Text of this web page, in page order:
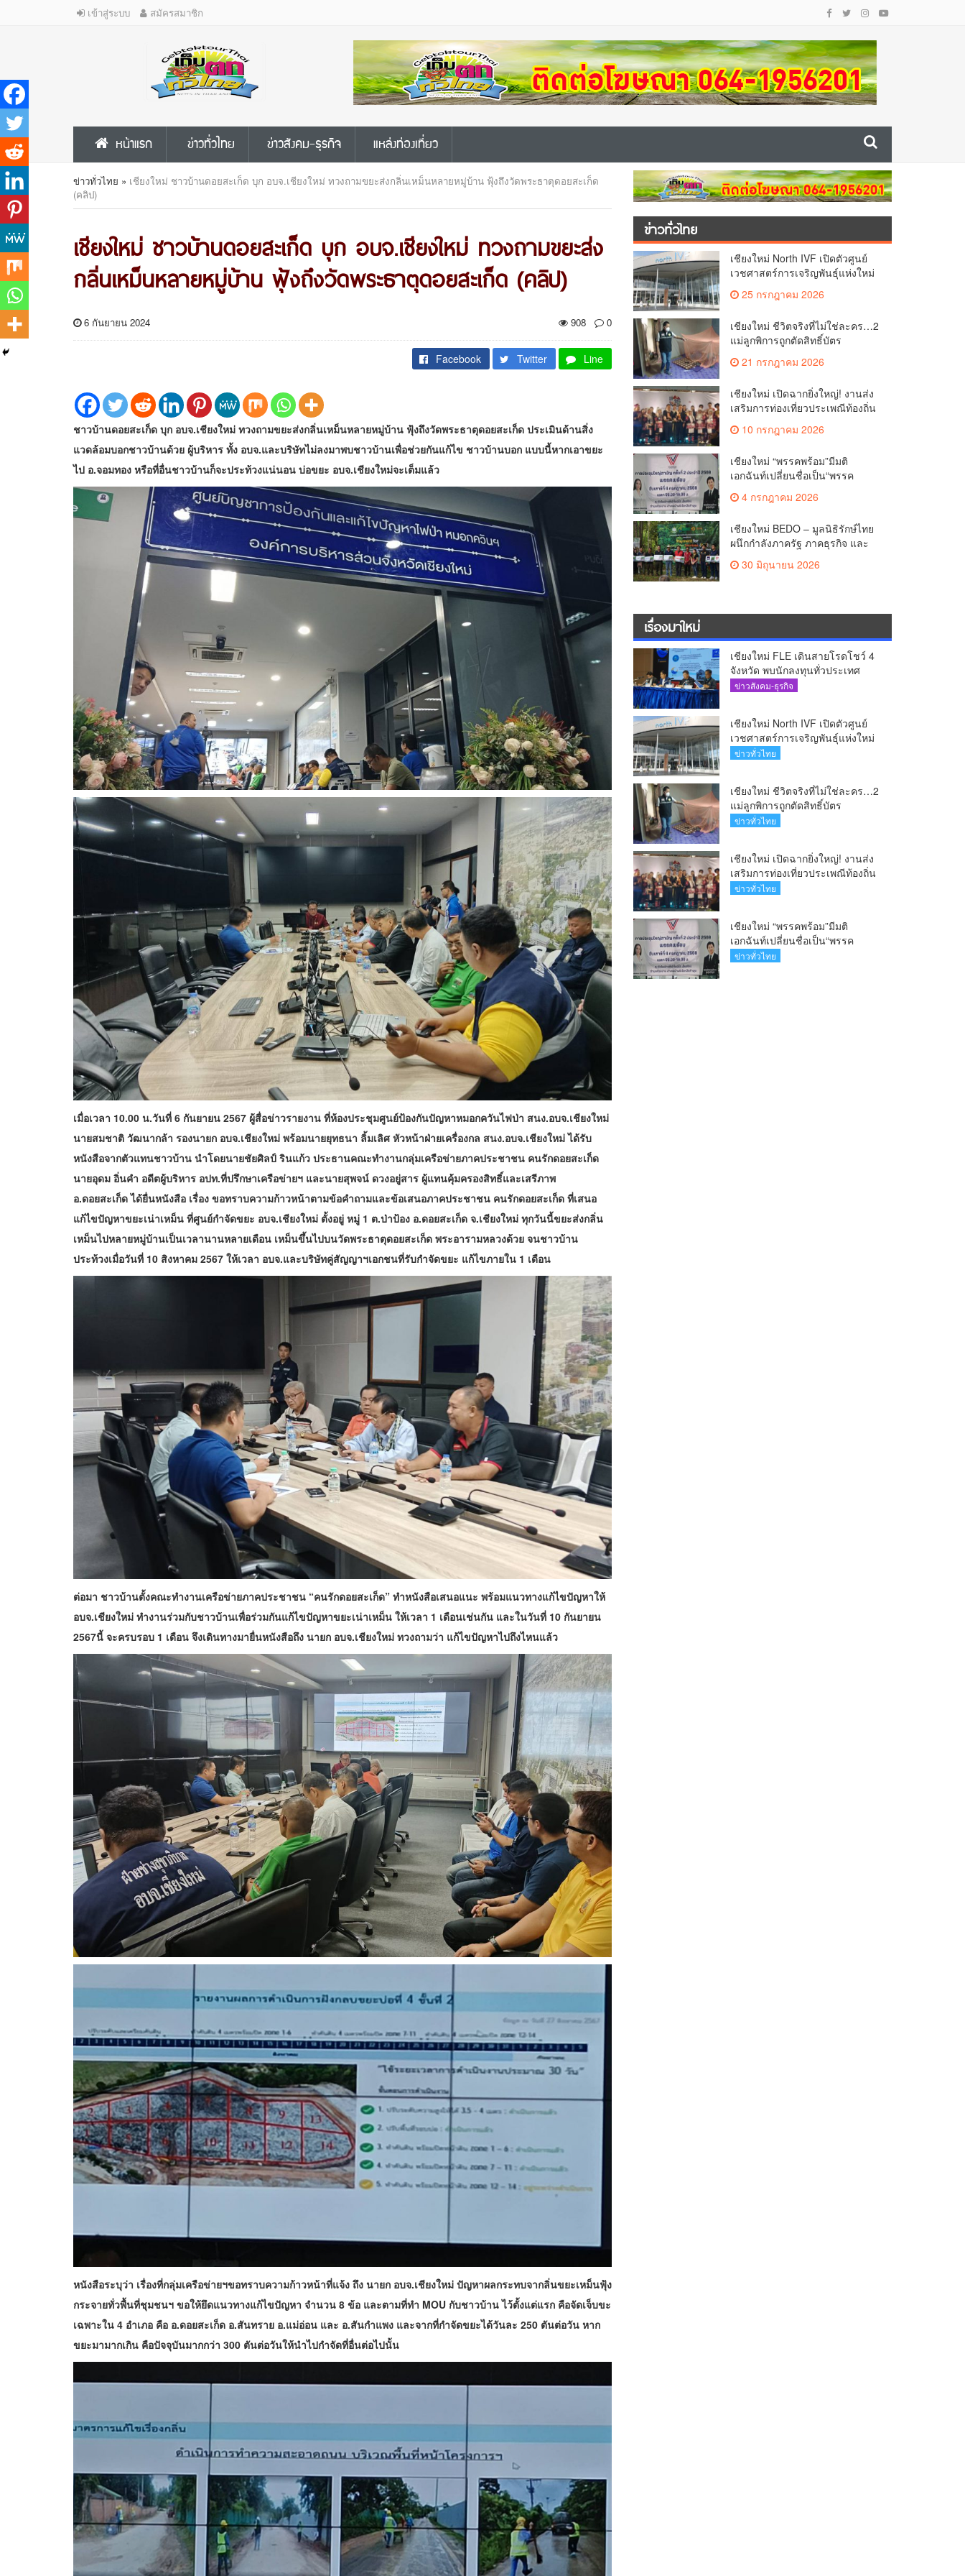
เข้าสู่ระบบ สมัครสมาชิก
หน้าแรก ข่าวทั่วไทย ข่าวสังคม-ธุรกิจ แหล่งท่องเที่ยว
ข่าวทั่วไทย » เชียงใหม่ ชาวบ้านดอยสะเก็ด บุก อบจ.เชียงใหม่ ทวงถามขยะส่งกลิ่นเหม็นหลายหมู่บ้าน ฟุ้งถึงวัดพระธาตุดอยสะเก็ด
(คลิป)
เชียงใหม่ ชาวบ้านดอยสะเก็ด บุก อบจ.เชียงใหม่ ทวงถามขยะส่ง
กลิ่นเหม็นหลายหมู่บ้าน ฟุ้งถึงวัดพระธาตุดอยสะเก็ด (คลิป)
6 กันยายน 2024 908 0
Facebook Twitter Line
ชาวบ้านดอยสะเก็ด บุก อบจ.เชียงใหม่ ทวงถามขยะส่งกลิ่นเหม็นหลายหมู่บ้าน ฟุ้งถึงวัดพระธาตุดอยสะเก็ด ประเมินด้านสิ่ง
แวดล้อมบอกชาวบ้านด้วย ผู้บริหาร ทั้ง อบจ.และบริษัทไม่ลงมาพบชาวบ้านเพื่อช่วยกันแก้ไข ชาวบ้านบอก แบบนี้หากเอาขยะ
ไป อ.จอมทอง หรือที่อื่นชาวบ้านก็จะประท้วงแน่นอน บ่อขยะ อบจ.เชียงใหม่จะเต็มแล้ว
เมื่อเวลา 10.00 น.วันที่ 6 กันยายน 2567 ผู้สื่อข่าวรายงาน ที่ห้องประชุมศูนย์ป้องกันปัญหาหมอกควันไฟป่า สนง.อบจ.เชียงใหม่
นายสมชาติ วัฒนากล้า รองนายก อบจ.เชียงใหม่ พร้อมนายยุทธนา ลิ้มเลิศ หัวหน้าฝ่ายเครื่องกล สนง.อบจ.เชียงใหม่ ได้รับ
หนังสือจากตัวแทนชาวบ้าน นำโดยนายชัยศิลป์ รินแก้ว ประธานคณะทำงานกลุ่มเครือข่ายภาคประชาชน คนรักดอยสะเก็ด
นายอุดม อิ่นคำ อดีตผู้บริหาร อปท.ที่ปรึกษาเครือข่ายฯ และนายสุพจน์ ดวงอยู่สาร ผู้แทนคุ้มครองสิทธิ์และเสรีภาพ
อ.ดอยสะเก็ด ได้ยื่นหนังสือ เรื่อง ขอทราบความก้าวหน้าตามข้อคำถามและข้อเสนอภาคประชาชน คนรักดอยสะเก็ด ที่เสนอ
แก้ไขปัญหาขยะเน่าเหม็น ที่ศูนย์กำจัดขยะ อบจ.เชียงใหม่ ตั้งอยู่ หมู่ 1 ต.ป่าป้อง อ.ดอยสะเก็ด จ.เชียงใหม่ ทุกวันนี้ขยะส่งกลิ่น
เหม็นไปหลายหมู่บ้านเป็นเวลานานหลายเดือน เหม็นขึ้นไปบนวัดพระธาตุดอยสะเก็ด พระอารามหลวงด้วย จนชาวบ้าน
ประท้วงเมื่อวันที่ 10 สิงหาคม 2567 ให้เวลา อบจ.และบริษัทคู่สัญญาฯเอกชนที่รับกำจัดขยะ แก้ไขภายใน 1 เดือน
ต่อมา ชาวบ้านตั้งคณะทำงานเครือข่ายภาคประชาชน “คนรักดอยสะเก็ด” ทำหนังสือเสนอแนะ พร้อมแนวทางแก้ไขปัญหาให้
อบจ.เชียงใหม่ ทำงานร่วมกับชาวบ้านเพื่อร่วมกันแก้ไขปัญหาขยะเน่าเหม็น ให้เวลา 1 เดือนเช่นกัน และในวันที่ 10 กันยายน
2567นี้ จะครบรอบ 1 เดือน จึงเดินทางมายื่นหนังสือถึง นายก อบจ.เชียงใหม่ ทวงถามว่า แก้ไขปัญหาไปถึงไหนแล้ว
หนังสือระบุว่า เรื่องที่กลุ่มเครือข่ายฯขอทราบความก้าวหน้าที่แจ้ง ถึง นายก อบจ.เชียงใหม่ ปัญหาผลกระทบจากลิ่นขยะเหม็นฟุ้ง
กระจายทั่วพื้นที่ชุมชนฯ ขอให้ยึดแนวทางแก้ไขปัญหา จำนวน 8 ข้อ และตามที่ทำ MOU กับชาวบ้าน ไว้ตั้งแต่แรก คือจัดเจ็บขะ
เฉพาะใน 4 อำเภอ คือ อ.ดอยสะเก็ด อ.สันทราย อ.แม่อ่อน และ อ.สันกำแพง และจากที่กำจัดขยะได้วันละ 250 ตันต่อวัน หาก
ขยะมามากเกิน คือปัจจุบันมากกว่า 300 ตันต่อวันให้นำไปกำจัดที่อื่นต่อไปนั้น
ข่าวทั่วไทย
เชียงใหม่ North IVF เปิดตัวศูนย์
เวชศาสตร์การเจริญพันธุ์แห่งใหม่
ยกระดับเชียงใหม่สู่ ศูนย์กลางการ
รักษาผู้มีบุตรยากของภูมิภาค(คลิป)
25 กรกฎาคม 2026
เชียงใหม่ ชีวิตจริงที่ไม่ใช่ละคร…2
แม่ลูกพิการถูกตัดสิทธิ์บัตร
สวัสดิการฯ วอนรัฐทบทวนเกณฑ์
ช่วยคนจน(คลิป)
21 กรกฎาคม 2026
เชียงใหม่ เปิดฉากยิ่งใหญ่! งานส่ง
เสริมการท่องเที่ยวประเพณีท้องถิ่น
วิถีชาติพันธุ์ล้านนา(คลิป)
10 กรกฎาคม 2026
เชียงใหม่ “พรรคพร้อม”มีมติ
เอกฉันท์เปลี่ยนชื่อเป็น“พรรค
ศรัทธา”ดึง“มาร์ค พิตบูล”นำทัพ
กรรมการบริหารชุดใหม่(คลิป)
4 กรกฎาคม 2026
เชียงใหม่ BEDO – มูลนิธิรักษ์ไทย
ผนึกกำลังภาครัฐ ภาคธุรกิจ และ
ชุมชน เปิดเวที “Nature Positive”
เสริมพลังชุมชนผู้พิทักษ์ป่าต้นน้ำ
30 มิถุนายน 2026
เรื่องมาใหม่
เชียงใหม่ FLE เดินสายโรดโชว์ 4
จังหวัด พบนักลงทุนทั่วประเทศ
ตอกย้ำศักยภาพผู้นำธุรกิจระบบน้ำ
ข่าวสังคม-ธุรกิจ
เชียงใหม่ North IVF เปิดตัวศูนย์
เวชศาสตร์การเจริญพันธุ์แห่งใหม่
ยกระดับเชียงใหม่สู่ ศูนย์กลางการ
ข่าวทั่วไทย
เชียงใหม่ ชีวิตจริงที่ไม่ใช่ละคร…2
แม่ลูกพิการถูกตัดสิทธิ์บัตร
สวัสดิการฯ วอนรัฐทบทวนเกณฑ์
ข่าวทั่วไทย
เชียงใหม่ เปิดฉากยิ่งใหญ่! งานส่ง
เสริมการท่องเที่ยวประเพณีท้องถิ่น
วิถีชาติพันธุ์ล้านนา(คลิป)
ข่าวทั่วไทย
เชียงใหม่ “พรรคพร้อม”มีมติ
เอกฉันท์เปลี่ยนชื่อเป็น“พรรค
ศรัทธา”ดึง“มาร์ค พิตบูล”นำทัพ
ข่าวทั่วไทย